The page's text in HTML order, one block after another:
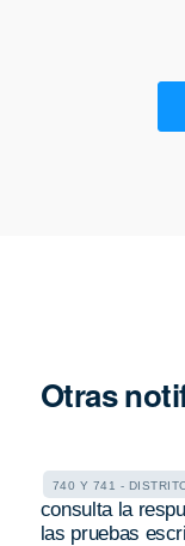
Otras
740 Y 741 -
consulta la
las pruebas